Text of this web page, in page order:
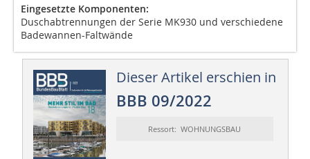
Eingesetzte Komponenten:
Duschabtrennungen der Serie MK930 und verschiedene
Badewannen-Faltwände
Dieser Artikel erschien in
BBB 09/2022
Ressort: WOHNUNGSBAU